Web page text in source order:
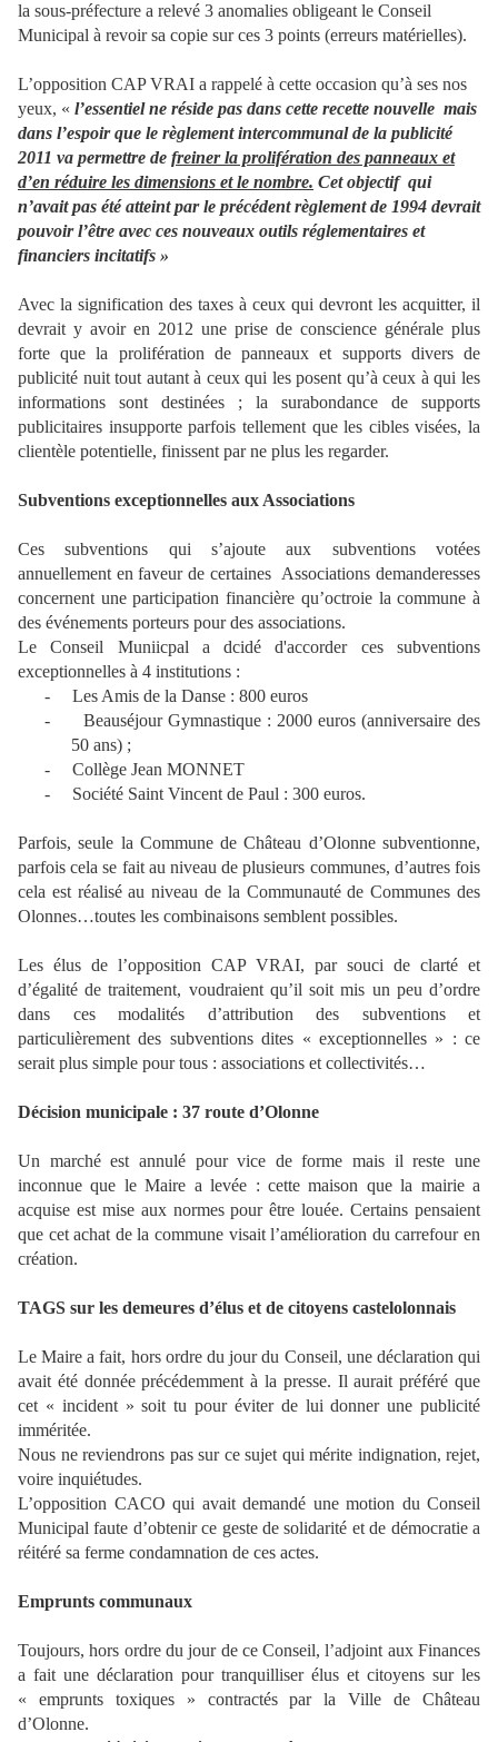
la sous-préfecture a relevé 3 anomalies obligeant le Conseil
Municipal à revoir sa copie sur ces 3 points (erreurs matérielles).
L’opposition CAP VRAI a rappelé à cette occasion qu’à ses nos
yeux, « l’essentiel ne réside pas dans cette recette nouvelle mais
dans l’espoir que le règlement intercommunal de la publicité
2011 va permettre de freiner la prolifération des panneaux et
d’en réduire les dimensions et le nombre. Cet objectif qui
n’avait pas été atteint par le précédent règlement de 1994 devrait
pouvoir l’être avec ces nouveaux outils réglementaires et
financiers incitatifs »
Avec la signification des taxes à ceux qui devront les acquitter, il
devrait y avoir en 2012 une prise de conscience générale plus
forte que la prolifération de panneaux et supports divers de
publicité nuit tout autant à ceux qui les posent qu’à ceux à qui les
informations sont destinées ; la surabondance de supports
publicitaires insupporte parfois tellement que les cibles visées, la
clientèle potentielle, finissent par ne plus les regarder.
Subventions exceptionnelles aux Associations
Ces subventions qui s’ajoute aux subventions votées
annuellement en faveur de certaines Associations demanderesses
concernent une participation financière qu’octroie la commune à
des événements porteurs pour des associations.
Le Conseil Muniicpal a dcidé d'accorder ces subventions
exceptionnelles à 4 institutions :
-
Les Amis de la Danse : 800 euros
-
Beauséjour Gymnastique : 2000 euros (anniversaire des
50 ans) ;
-
Collège Jean MONNET
-
Société Saint Vincent de Paul : 300 euros.
Parfois, seule la Commune de Château d’Olonne subventionne,
parfois cela se fait au niveau de plusieurs communes, d’autres fois
cela est réalisé au niveau de la Communauté de Communes des
Olonnes…toutes les combinaisons semblent possibles.
Les élus de l’opposition CAP VRAI, par souci de clarté et
d’égalité de traitement, voudraient qu’il soit mis un peu d’ordre
dans ces modalités d’attribution des subventions et
particulièrement des subventions dites « exceptionnelles » : ce
serait plus simple pour tous : associations et collectivités…
Décision municipale : 37 route d’Olonne
Un marché est annulé pour vice de forme mais il reste une
inconnue que le Maire a levée : cette maison que la mairie a
acquise est mise aux normes pour être louée. Certains pensaient
que cet achat de la commune visait l’amélioration du carrefour en
création.
TAGS sur les demeures d’élus et de citoyens castelolonnais
Le Maire a fait, hors ordre du jour du Conseil, une déclaration qui
avait été donnée précédemment à la presse. Il aurait préféré que
cet « incident » soit tu pour éviter de lui donner une publicité
imméritée.
Nous ne reviendrons pas sur ce sujet qui mérite indignation, rejet,
voire inquiétudes.
L’opposition CACO qui avait demandé une motion du Conseil
Municipal faute d’obtenir ce geste de solidarité et de démocratie a
réitéré sa ferme condamnation de ces actes.
Emprunts communaux
Toujours, hors ordre du jour de ce Conseil, l’adjoint aux Finances
a fait une déclaration pour tranquilliser élus et citoyens sur les
« emprunts toxiques » contractés par la Ville de Château
d’Olonne.